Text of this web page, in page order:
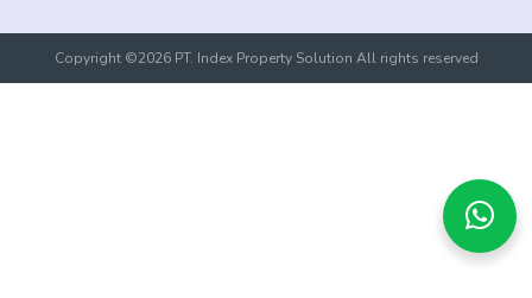
Copyright ©2026 PT. Index Property Solution All rights reserved